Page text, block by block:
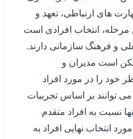
های ارتباطی، تعهد و
مرحله، انتخاب افرادی است
و فرهنگ سازمانی دارند.
است مدیران و
خود را در مورد افراد
می توانند بر اساس تجربیات
نسبت به افراد متقدم
انتخاب نهایی افراد به